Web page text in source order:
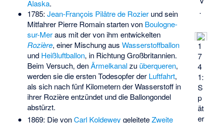
.
1
7
4
1:
S
p
ät
er
Alaska.
1785: Jean-François Pilâtre de Rozierund sein
Mitfahrer Pierre Romain starten von Boulogne-
sur-Meraus mit der von ihm entwickelten
Rozière, einer Mischung aus Wasserstoffballon
und Heißluftballon, in Richtung Großbritannien.
Beim Versuch, denÄrmelkanalzu überqueren,
werden sie die ersten Todesopfer der Luftfahrt,
als sich nach fünf Kilometern der Wasserstoff in
ihrer Rozière entzündet und die Ballongondel
abstürzt.
1869: Die vonCarl Koldewey geleiteteZweite